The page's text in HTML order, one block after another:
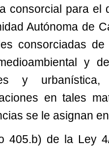
consorcial para el
Autónoma de
consorciadas
y
y
en tales
se le asignan
405.b) de la Ley